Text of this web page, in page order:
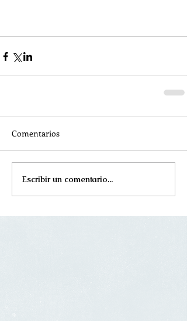
Comentarios
Escribir un comentario...